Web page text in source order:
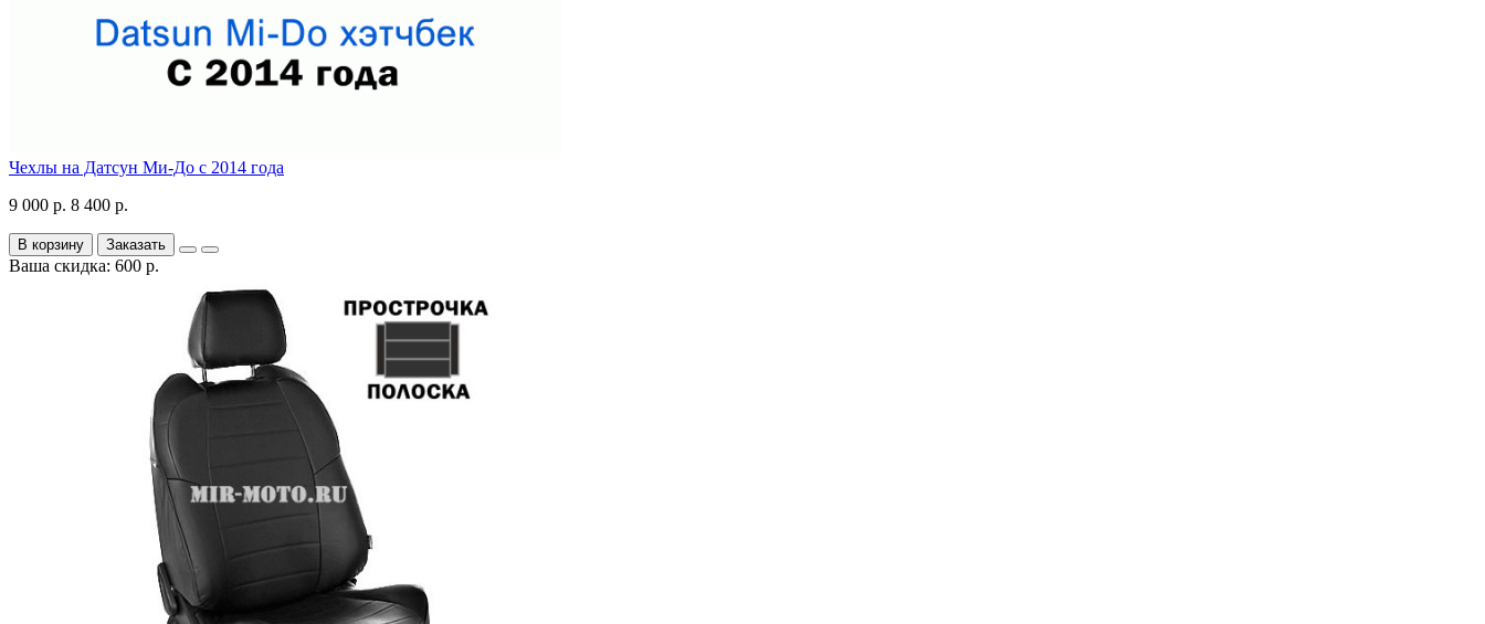
Чехлы на Датсун Ми-До с 2014 года
9 000 р. 8 400 р.
В корзину Заказать
Ваша скидка: 600 р.